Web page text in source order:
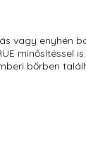
vagy enyhén
minősítéssel
bőrben